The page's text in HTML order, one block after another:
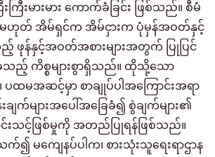
ကြီးမားမား ကောက်ခံခြင်း ဖြစ်သည်။ စီမံ
မဟုတ် အိမ်ရှင်က အိမ်ငှားက ပုံမှန်အဝတ်နှင့်
န်နှင့်အဝတ်အစားများအတွက် ပြုပြင်
သည့် ကိစ္စများစွာရှိသည်။ ထိုသို့သော
ပထမအဆင့်မှာ စာချုပ်ပါအကြောင်းအရာ
းချက်များအပေါ်အခြေခံ၍ စွဲချက်များ၏
းသင့်ဖြစ်မှုကို အတည်ပြုရန်ဖြစ်သည်။
က်၍ မကျေနပ်ပါက၊ စားသုံးသူရေးရာဌာန